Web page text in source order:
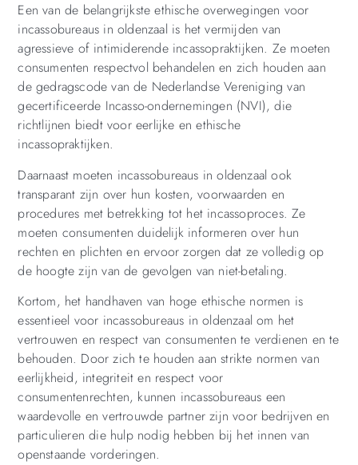
Een van de belangrijkste ethische overwegingen voor
incassobureaus in oldenzaal is het vermijden van
agressieve of intimiderende incassopraktijken. Ze moeten
consumenten respectvol behandelen en zich houden aan
de gedragscode van de Nederlandse Vereniging van
gecertificeerde Incasso-ondernemingen (NVI), die
richtlijnen biedt voor eerlijke en ethische
incassopraktijken.
Daarnaast moeten incassobureaus in oldenzaal ook
transparant zijn over hun kosten, voorwaarden en
procedures met betrekking tot het incassoproces. Ze
moeten consumenten duidelijk informeren over hun
rechten en plichten en ervoor zorgen dat ze volledig op
de hoogte zijn van de gevolgen van niet-betaling.
Kortom, het handhaven van hoge ethische normen is
essentieel voor incassobureaus in oldenzaal om het
vertrouwen en respect van consumenten te verdienen en te
behouden. Door zich te houden aan strikte normen van
eerlijkheid, integriteit en respect voor
consumentenrechten, kunnen incassobureaus een
waardevolle en vertrouwde partner zijn voor bedrijven en
particulieren die hulp nodig hebben bij het innen van
openstaande vorderingen.